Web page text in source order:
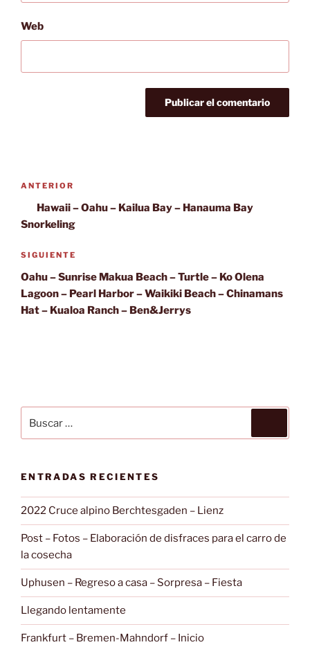
Web
Navegación
entradas
Entrada
anterior:
ANTERIOR
Hawaii – Oahu – Kailua Bay – Hanauma Bay
Snorkeling
Siguiente
entrada
SIGUIENTE
Oahu – Sunrise Makua Beach – Turtle – Ko Olena
Lagoon – Pearl Harbor – Waikiki Beach – Chinamans
Hat – Kualoa Ranch – Ben&Jerrys
por:
ENTRADAS RECIENTES
2022 Cruce alpino Berchtesgaden – Lienz
Post – Fotos – Elaboración de disfraces para el carro de
la cosecha
Uphusen – Regreso a casa – Sorpresa – Fiesta
Llegando lentamente
Frankfurt – Bremen-Mahndorf – Inicio